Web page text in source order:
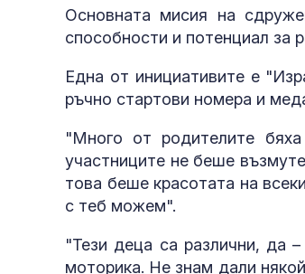
Основната мисия на
способности и потенциал за
Една от инициативите е
ръчно стартови номера и
"Много от родителите
участниците не беше
това беше красотата на
с теб можем".
"Тези деца са различни, да
моторика. Не знам дали